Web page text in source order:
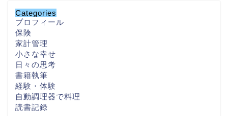
Categories
プロフィール
保険
家計管理
小さな幸せ
日々の思考
書籍執筆
経験・体験
自動調理器で料理
読書記録